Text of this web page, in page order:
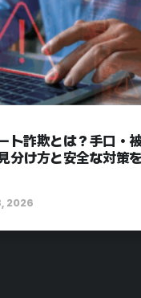
ト詐欺とは？手口・
分け方と安全な対策
2026